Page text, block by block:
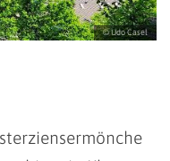
© Udo Casel